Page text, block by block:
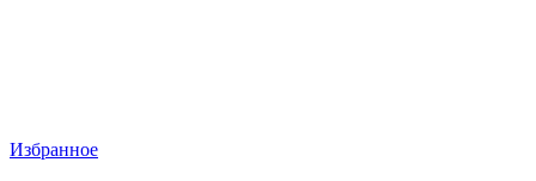
Избранное